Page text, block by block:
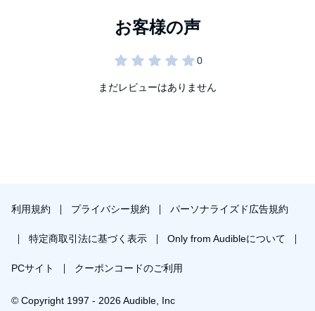
まだレビューはありません
利用規約 プライバシー規約 パーソナライズド広告規約
特定商取引法に基づく表示 Only from Audibleについて
PCサイト クーポンコードのご利用
© Copyright 1997 - 2026 Audible, Inc